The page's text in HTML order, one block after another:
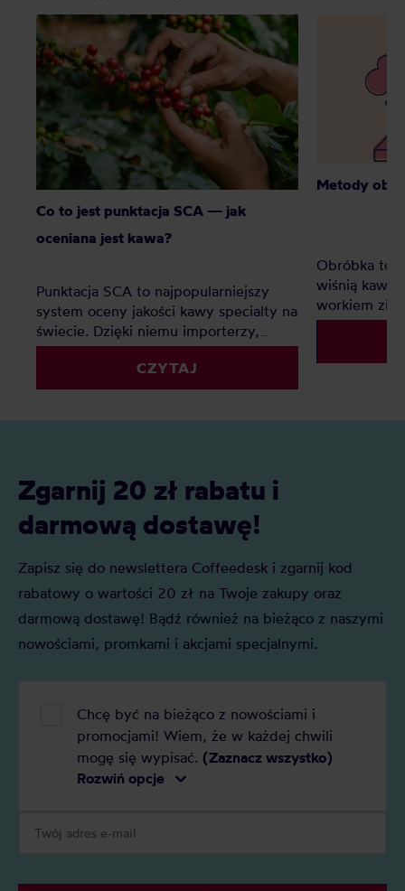
Co to jest punktacja SCA — jak
oceniana jest kawa?
Punktacja SCA to najpopularniejszy
system oceny jakości kawy specialty na
świecie. Dzięki niemu importerzy,
palarnie i konsumenci mogą
porównywać kawy według jednolitych
kryteriów. Z tego artykułu dowiesz się:
CZYTAJ
Metody
Obróbka to
wiśnią
workiem
smak
Zebraliśmy
Zgarnij 20 zł rabatu i
darmową dostawę!
Zapisz się do newslettera Coffeedesk i zgarnij kod
rabatowy o wartości 20 zł na Twoje zakupy oraz
darmową dostawę! Bądź również na bieżąco z naszymi
nowościami, promkami i akcjami specjalnymi.
Chcę być na bieżąco z nowościami i
promocjami! Wiem, że w każdej chwili
mogę się wypisać. (Zaznacz wszystko)
Rozwiń opcje